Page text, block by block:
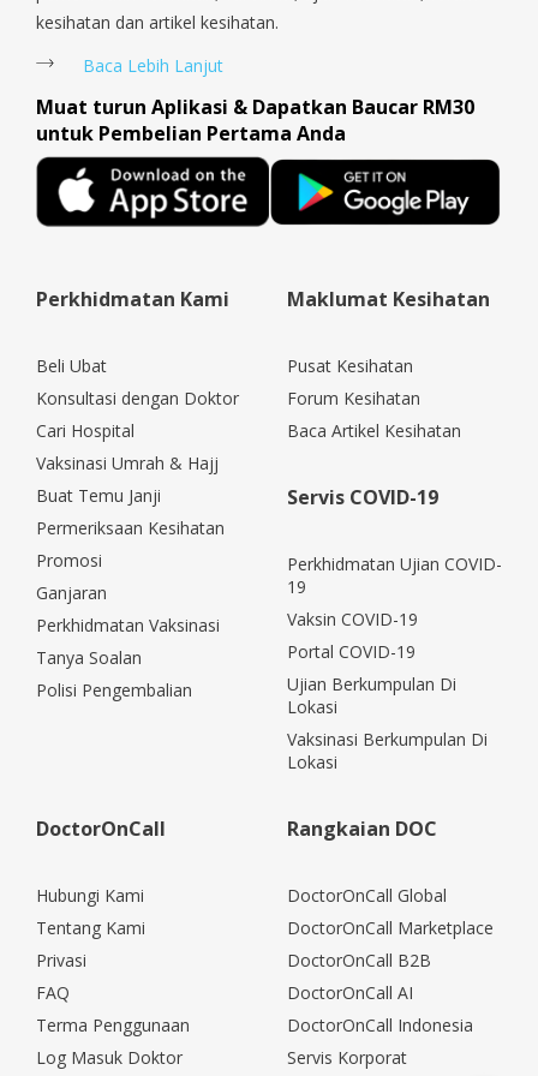
kesihatan dan artikel kesihatan.
Baca Lebih Lanjut
Muat turun Aplikasi & Dapatkan Baucar RM30
untuk Pembelian Pertama Anda
Perkhidmatan Kami
Beli Ubat
Konsultasi dengan Doktor
Cari Hospital
Vaksinasi Umrah & Hajj
Buat Temu Janji
Permeriksaan Kesihatan
Promosi
Ganjaran
Perkhidmatan Vaksinasi
Tanya Soalan
Polisi Pengembalian
Maklumat Kesihatan
Pusat Kesihatan
Forum Kesihatan
Baca Artikel Kesihatan
Servis COVID-19
Perkhidmatan Ujian COVID-
19
Vaksin COVID-19
Portal COVID-19
Ujian Berkumpulan Di
Lokasi
Vaksinasi Berkumpulan Di
Lokasi
DoctorOnCall
Hubungi Kami
Tentang Kami
Privasi
FAQ
Terma Penggunaan
Log Masuk Doktor
Rangkaian DOC
DoctorOnCall Global
DoctorOnCall Marketplace
DoctorOnCall B2B
DoctorOnCall AI
DoctorOnCall Indonesia
Servis Korporat